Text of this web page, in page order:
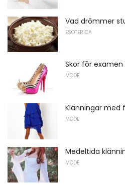
Vad drömmer
ESOTERICA
Skor för examen
MODE
Klänningar med
MODE
Medeltida
MODE